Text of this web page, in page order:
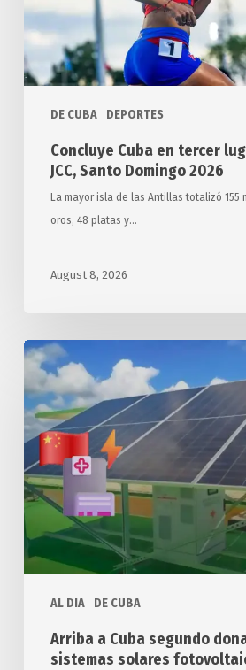
DE CUBA DEPORTES
JCC,
Santo
Concluye Cuba en tercer
JCC, Santo Domingo 2026
La mayor isla de las Antillas totalizó 155
oros, 48 platas y…
August 8, 2026
AL DIA DE CUBA
Arriba
Cuba
segundo
donativo
chino
de
sistemas
solares
fotovoltaicos
Arriba a Cuba segundo
sistemas solares